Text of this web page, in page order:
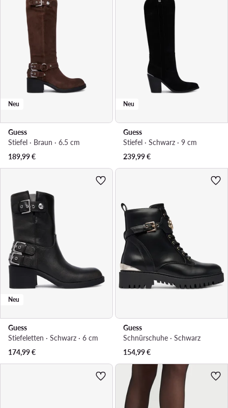
Neu
Guess
Stiefel · Braun · 6.5 cm
189,99€
Neu
Guess
Stiefel · Schwarz · 9 cm
239,99€
Neu
Guess
Stiefeletten · Schwarz · 6 cm
174,99€
Guess
Schnürschuhe · Schwarz
154,99€